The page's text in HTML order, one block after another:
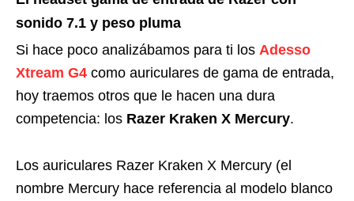
sonido 7.1 y peso pluma
Si hace poco analizábamos para ti los Adesso
Xtream G4 como auriculares de gama de entrada,
hoy traemos otros que le hacen una dura
competencia: los Razer Kraken X Mercury.
Los auriculares Razer Kraken X Mercury (el
nombre Mercury hace referencia al modelo blanco